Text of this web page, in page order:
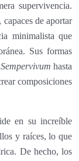
supervivencia.
de aportar
minimalista que
Sus formas
Sempervivum hasta
composiciones
en su increíble
y raíces, lo que
De hecho, los